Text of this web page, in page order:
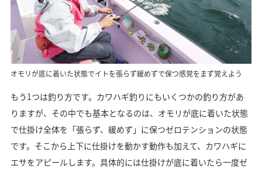
オモリが底に着いた状態でイトを張らず緩めずで保つ感覚をまず覚えよう
もう1つは釣り方です。カワハギ釣りにもいくつかの釣り方があ
りますが、その中でも基本となるのは、オモリが底に着いた状態
で仕掛け全体を「張らず、緩めず」に保つゼロテンションの状態
です。そこから上下に仕掛けを動かす動作も加えて、カワハギに
エサをアピールします。具体的には仕掛けが底に着いたら一度ゼ